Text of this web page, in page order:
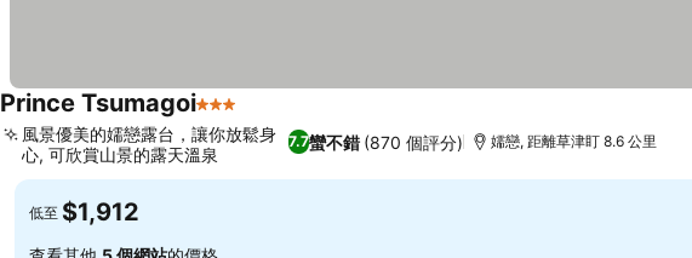
Prince Tsumagoi3 星級
7.7蠻不錯 (870 個評分)
風景優美的嬬戀露台，讓你放鬆身
心, 可欣賞山景的露天溫泉
嬬戀, 距離草津盯 8.6 公里
低至 $1,912